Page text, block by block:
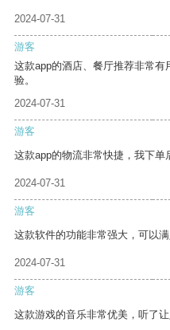
2024-07-31
游客
这款app的酒店、餐厅推荐非常
验。
2024-07-31
游客
这款app的物流非常快捷，我下单
2024-07-31
游客
这款软件的功能非常强大，可以满
2024-07-31
游客
这款游戏的音乐非常优美，听了让